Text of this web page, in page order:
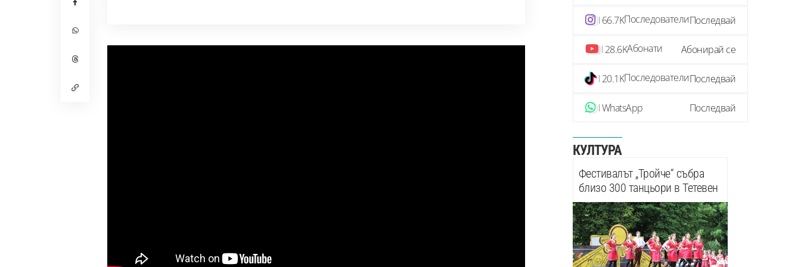
66.7KПоследователиПоследвай
28.6KАбонати Абонирай се
20.1KПоследователиПоследвай
WhatsApp Последвай
КУЛТУРА
Фестивалът „Тройче“ събра
близо 300 танцьори в Тетевен